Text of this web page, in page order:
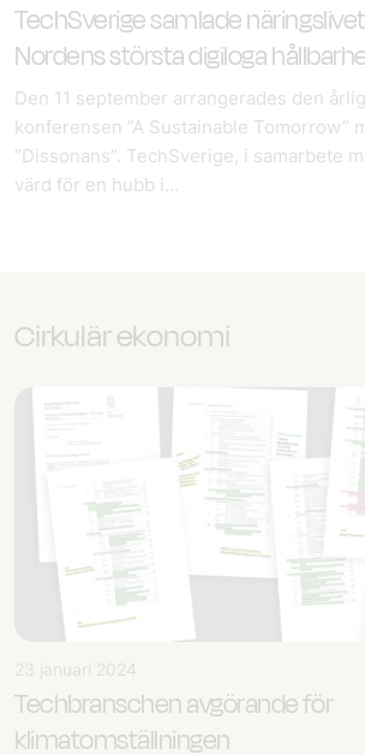
TechSverige samlade
Nordens största digiloga
Den 11 september arrangerades den
konferensen ”A Sustainable Tomorrow”
”Dissonans”. TechSverige, i samarbete
värd för en hubb i…
Cirkulär ekonomi
23 januari 2024
Techbranschen avgörande för
klimatomställningen